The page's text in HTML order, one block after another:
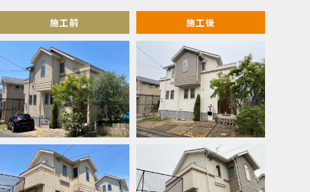
施工前 施工後